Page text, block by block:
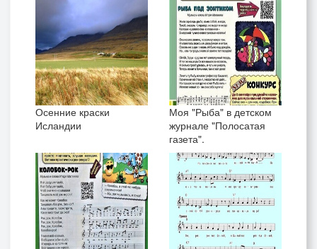
Осенние краски
Исландии
Моя "Рыба" в детском
журнале "Полосатая
газета".